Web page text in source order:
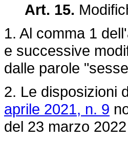
Art. 15.
1. Al comma 1
e successive
dalle parole
2. Le disposizioni
aprile 2021, n. 9
del 23 marzo 2022